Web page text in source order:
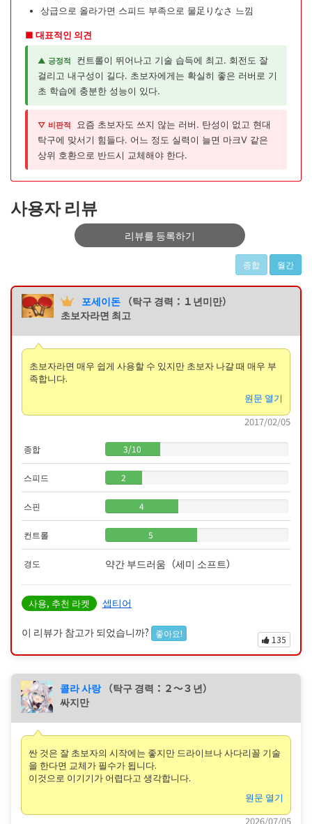
상급으로 올라가면 스피드 부족으로 물足りなさ 느낌
■ 대표적인 의견
▲ 긍정적
컨트롤이 뛰어나고 기술 습득에 최고. 회전도 잘
걸리고 내구성이 길다. 초보자에게는 확실히 좋은 러버로 기
초 학습에 충분한 성능이 있다.
▽ 비판적
요즘 초보자도 쓰지 않는 러버. 탄성이 없고 현대
탁구에 맞서기 힘들다. 어느 정도 실력이 늘면 마크V 같은
상위 호환으로 반드시 교체해야 한다.
사용자 리뷰
리뷰를 등록하기
종합 월간
포세이돈 （탁구 경력：１년미만）
초보자라면 최고
초보자라면 매우 쉽게 사용할 수 있지만 초보자 나갈 때 매우 부
족합니다.
원문 열기
2017/02/05
종합 3/10
스피드 2
스핀 4
컨트롤 5
경도 약간 부드러움（세미 소프트）
사용, 추천 라켓 셉티어
이 리뷰가 참고가 되었습니까? 좋아요!
135
콜라 사랑 （탁구 경력：２〜３년）
싸지만
싼 것은 잘 초보자의 시작에는 좋지만 드라이브나 사다리꼴 기술
을 한다면 교체가 필수가 됩니다.
이것으로 이기기가 어렵다고 생각합니다.
원문 열기
2026/07/05